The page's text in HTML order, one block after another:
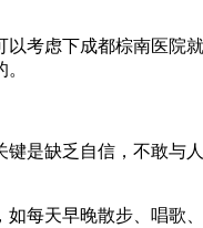
虑下成都棕南医院
缺乏自信，不敢与
天早晚散步、唱歌